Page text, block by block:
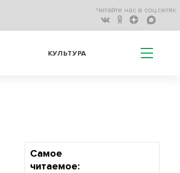
Читайте нас в соц.сетях:
КУЛЬТУРА
Самое
читаемое: